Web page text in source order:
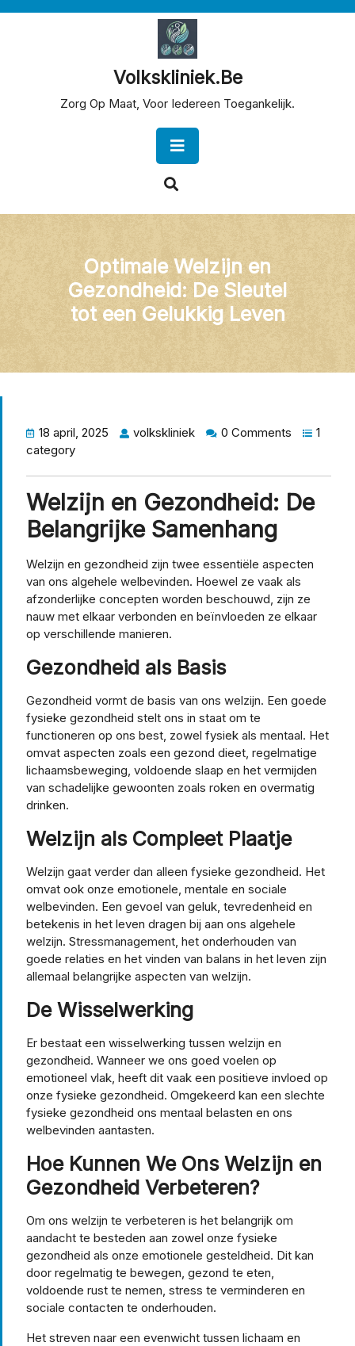
Volkskliniek.be
Zorg Op Maat, Voor Iedereen Toegankelijk.
Button
Optimale Welzijn en
Gezondheid: De Sleutel
tot een Gelukkig Leven
18 april, 2025 volkskliniek 0 Comments
1
category
Welzijn en Gezondheid: De
Belangrijke Samenhang
Welzijn en gezondheid zijn twee essentiële aspecten
van ons algehele welbevinden. Hoewel ze vaak als
afzonderlijke concepten worden beschouwd, zijn ze
nauw met elkaar verbonden en beïnvloeden ze elkaar
op verschillende manieren.
Gezondheid als Basis
Gezondheid vormt de basis van ons welzijn. Een goede
fysieke gezondheid stelt ons in staat om te
functioneren op ons best, zowel fysiek als mentaal. Het
omvat aspecten zoals een gezond dieet, regelmatige
lichaamsbeweging, voldoende slaap en het vermijden
van schadelijke gewoonten zoals roken en overmatig
drinken.
Welzijn als Compleet Plaatje
Welzijn gaat verder dan alleen fysieke gezondheid. Het
omvat ook onze emotionele, mentale en sociale
welbevinden. Een gevoel van geluk, tevredenheid en
betekenis in het leven dragen bij aan ons algehele
welzijn. Stressmanagement, het onderhouden van
goede relaties en het vinden van balans in het leven zijn
allemaal belangrijke aspecten van welzijn.
De Wisselwerking
Er bestaat een wisselwerking tussen welzijn en
gezondheid. Wanneer we ons goed voelen op
emotioneel vlak, heeft dit vaak een positieve invloed op
onze fysieke gezondheid. Omgekeerd kan een slechte
fysieke gezondheid ons mentaal belasten en ons
welbevinden aantasten.
Hoe Kunnen We Ons Welzijn en
Gezondheid Verbeteren?
Om ons welzijn te verbeteren is het belangrijk om
aandacht te besteden aan zowel onze fysieke
gezondheid als onze emotionele gesteldheid. Dit kan
door regelmatig te bewegen, gezond te eten,
voldoende rust te nemen, stress te verminderen en
sociale contacten te onderhouden.
Het streven naar een evenwicht tussen lichaam en